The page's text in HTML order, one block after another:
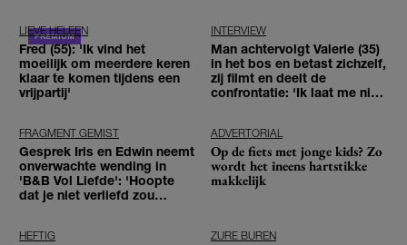
LIEVE HELEEN
Fred (55): 'Ik vind het
moeilijk om meerdere keren
klaar te komen tijdens een
vrijpartij'
INTERVIEW
Man achtervolgt Valerie (35)
in het bos en betast zichzelf,
zij filmt en deelt de
confrontatie: 'Ik laat me niet
FRAGMENT GEMIST
Gesprek Iris en Edwin neemt
onverwachte wending in
'B&B Vol Liefde': 'Hoopte
dat je niet verliefd zou
ADVERTORIAL
Op de fiets met jonge kids? Zo
wordt het ineens hartstikke
makkelijk
HEFTIG ZURE BUREN